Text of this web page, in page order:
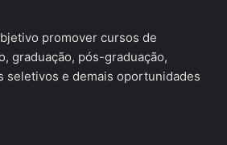
promover cursos de
graduação, pós-graduação,
seletivos e demais oportunidades